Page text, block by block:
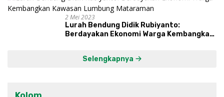
2 Mei 2023
Lurah Bendung Didik Rubiyanto:
Berdayakan Ekonomi Warga Kembangkan
Selengkapnya